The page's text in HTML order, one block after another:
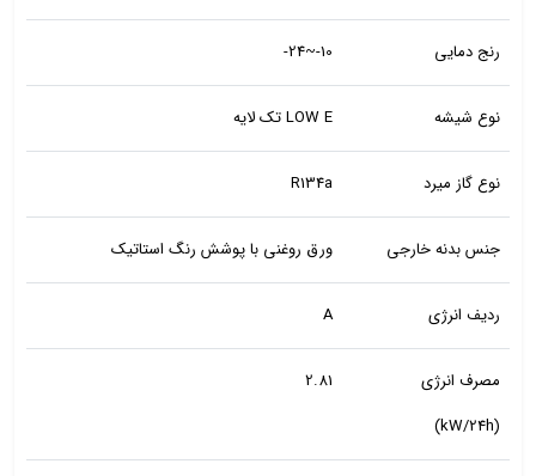
رنج دمایی 10-~24-
نوع شیشه LOW E تک لایه
نوع گاز میرد R134a
جنس بدنه خارجی ورق روغنی با پوشش رنگ استاتیک
ردیف انرژی A
مصرف انرژی
(kW/24h)
2.81